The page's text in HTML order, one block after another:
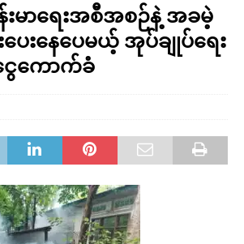
းမာရေးအစီအစဉ်နဲ့ အခမဲ့
ပေးနေပေမယ့် အုပ်ချုပ်ရေး
ေကောက်ခံ